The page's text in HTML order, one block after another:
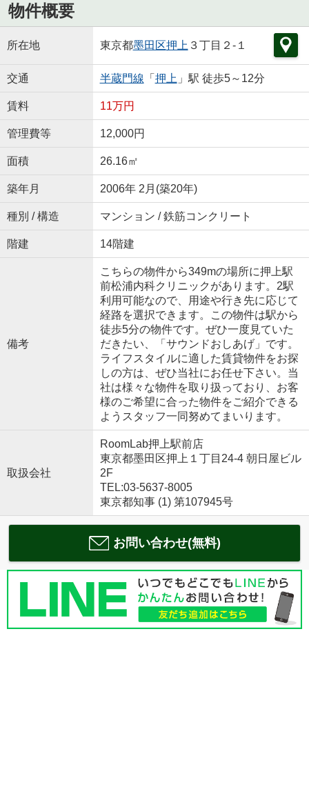
物件概要
所在地 東京都墨田区押上 ３丁目２-１
交通 半蔵門線 「 押上 」駅 徒歩5～12分
賃料 11万円
管理費等 12,000円
面積 26.16㎡
築年月 2006年 2月(築20年)
種別 / 構造 マンション / 鉄筋コンクリート
階建 14階建
備考
こちらの物件から349mの場所に押上駅
前松浦内科クリニックがあります。2駅
利用可能なので、用途や行き先に応じて
経路を選択できます。この物件は駅から
徒歩5分の物件です。ぜひ一度見ていた
だきたい、「サウンドおしあげ」です。
ライフスタイルに適した賃貸物件をお探
しの方は、ぜひ当社にお任せ下さい。当
社は様々な物件を取り扱っており、お客
様のご希望に合った物件をご紹介できる
ようスタッフ一同努めてまいります。
取扱会社
RoomLab押上駅前店
東京都墨田区押上１丁目24-4 朝日屋ビル
2F
TEL:03-5637-8005
東京都知事 (1) 第107945号
お問い合わせ(無料)